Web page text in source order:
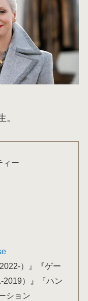
。
ィー
）』『ゲー
2019）』『ハン
ション